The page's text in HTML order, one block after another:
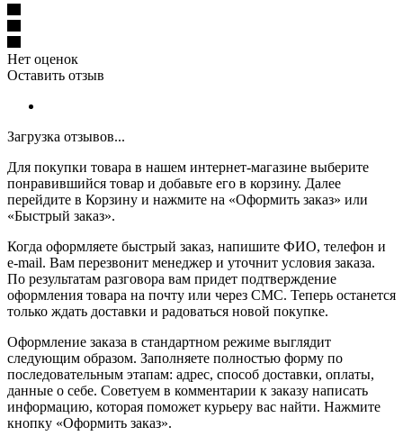
Нет оценок
Оставить отзыв
Загрузка отзывов...
Для покупки товара в нашем интернет-магазине выберите
понравившийся товар и добавьте его в корзину. Далее
перейдите в Корзину и нажмите на «Оформить заказ» или
«Быстрый заказ».
Когда оформляете быстрый заказ, напишите ФИО, телефон и
e-mail. Вам перезвонит менеджер и уточнит условия заказа.
По результатам разговора вам придет подтверждение
оформления товара на почту или через СМС. Теперь останется
только ждать доставки и радоваться новой покупке.
Оформление заказа в стандартном режиме выглядит
следующим образом. Заполняете полностью форму по
последовательным этапам: адрес, способ доставки, оплаты,
данные о себе. Советуем в комментарии к заказу написать
информацию, которая поможет курьеру вас найти. Нажмите
кнопку «Оформить заказ».